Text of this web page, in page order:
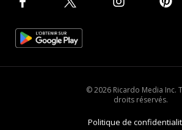
© 2026 Ricardo Media Inc.
droits réservés.
Politique de